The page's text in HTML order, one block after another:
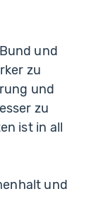
und
zu
und
zu
ist in all
und